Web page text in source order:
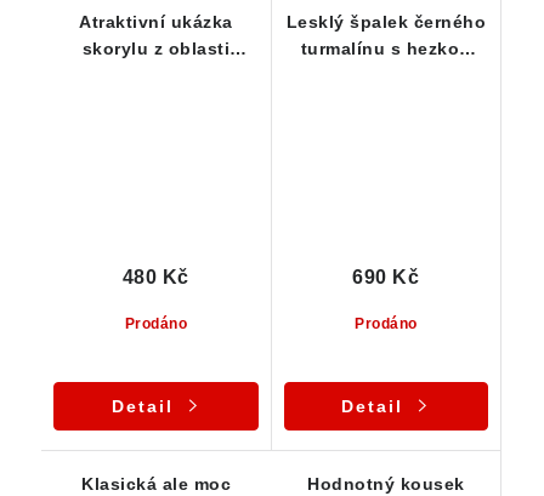
Atraktivní ukázka
skorylu z oblasti
Prodáno
480 Kč
Detail
Lesklý špalek černého
turmalínu s hezkou
Prodáno
690 Kč
Detail
Klasická ale moc
Hodnotný kousek